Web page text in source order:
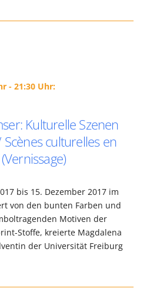
- 21:30 Uhr:
Kulturelle Szenen
culturelles en
bis 15. Dezember 2017 im
von den bunten Farben und
Motiven der
Stoffe, kreierte Magdalena
der Universität Freiburg